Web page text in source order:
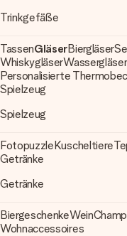
Trinkgefäße
TassenGläserBiergläser
WhiskygläserWassergläser
Personalisierte
Spielzeug
Spielzeug
FotopuzzleKuscheltiere
Getränke
Getränke
BiergeschenkeWein
Wohnaccessoires